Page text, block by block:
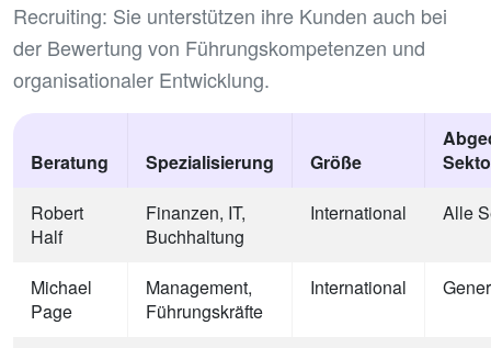
Recruiting: Sie unterstützen ihre Kunden auch bei
der Bewertung von Führungskompetenzen und
organisationaler Entwicklung.
Beratung Spezialisierung Größe
Robert
Half
Finanzen, IT,
Buchhaltung
International Alle
Michael
Page
Management,
Führungskräfte
International